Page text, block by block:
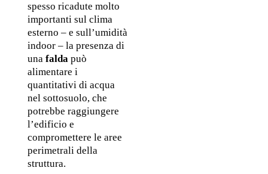
spesso ricadute molto
importanti sul clima
esterno – e sull’umidità
indoor – la presenza di
una falda può
alimentare i
quantitativi di acqua
nel sottosuolo, che
potrebbe raggiungere
l’edificio e
compromettere le aree
perimetrali della
struttura.